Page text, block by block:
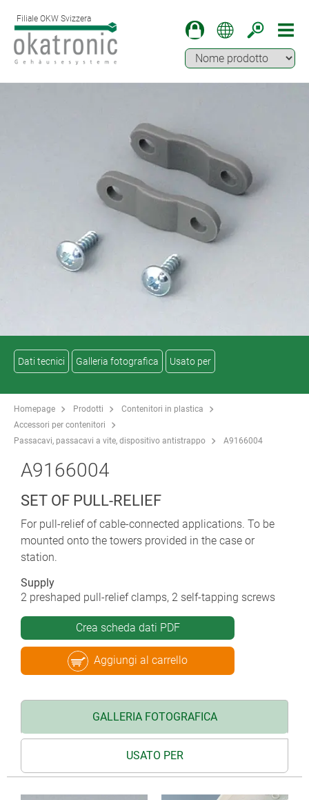
Filiale OKW Svizzera
Dati tecnici Galleria fotografica Usato per
Homepage Prodotti
Contenitori in plastica
Accessori per contenitori
Passacavi, passacavi a vite, dispositivo antistrappo
A9166004
A9166004
SET OF PULL-RELIEF
For pull-relief of cable-connected applications. To be
mounted onto the towers provided in the case or
station.
Supply
2 preshaped pull-relief clamps, 2 self-tapping screws
Crea scheda dati PDF
Aggiungi al carrello
GALLERIA FOTOGRAFICA
USATO PER